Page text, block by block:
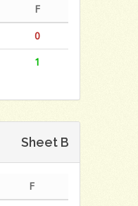
F
0
1
Sheet B
F